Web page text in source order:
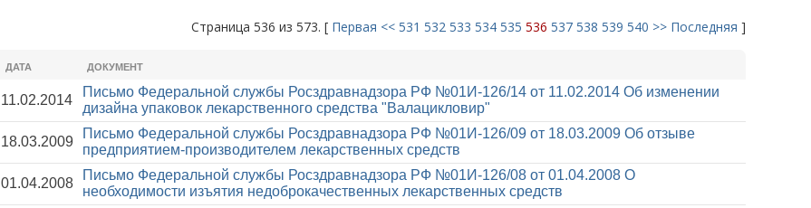
Страница 536 из 573. [ Первая << 531 532 533 534 535 536 537 538 539 540 >> Последняя ]
ДАТА ДОКУМЕНТ
11.02.2014
Письмо Федеральной службы Росздравнадзора РФ №01И-126/14 от 11.02.2014 Об изменении
дизайна упаковок лекарственного средства "Валацикловир"
18.03.2009
Письмо Федеральной службы Росздравнадзора РФ №01И-126/09 от 18.03.2009 Об отзыве
предприятием-производителем лекарственных средств
01.04.2008
Письмо Федеральной службы Росздравнадзора РФ №01И-126/08 от 01.04.2008 О
необходимости изъятия недоброкачественных лекарственных средств